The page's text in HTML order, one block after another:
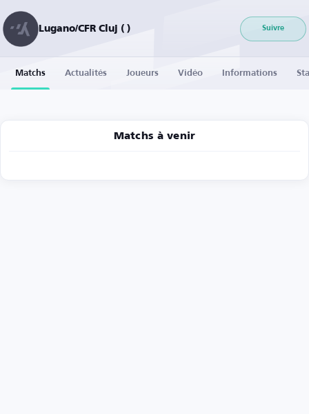
Lugano/CFR Cluj ( ) Suivre
Matchs Actualités Joueurs Vidéo Informations
Matchs à venir